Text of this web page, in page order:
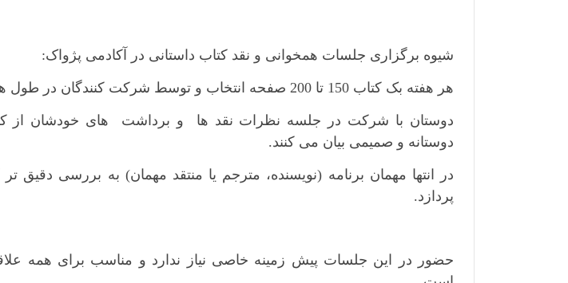
شیوه برگزاری جلسات همخوانی و نقد کتاب داستانی در آکادمی پژواک:
هر هفته بک کتاب 150 تا 200 صفحه انتخاب و توسط شرکت کنندگان در طول هفته خوانده می شود،
دوستان با شرکت در جلسه نظرات نقد ها و برداشت های خودشان از
دوستانه و صمیمی بیان می کنند.
در انتها مهمان برنامه (نویسنده، مترجم یا منتقد مهمان) به بررسی
پردازد.
حضور در این جلسات پیش زمینه خاصی نیاز ندارد و مناسب برای همه